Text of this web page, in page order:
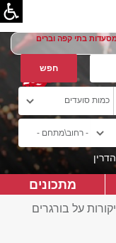
בתי קפה וברים
מתכונים
על בורגרים